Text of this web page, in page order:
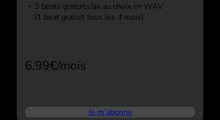
3 beats gratuits/an au choix en WAV
(1 beat gratuit tous les 4 mois)
6,99€/mois
Je m’abonne